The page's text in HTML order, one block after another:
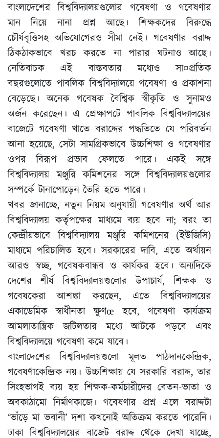
বাংলাদেশের বিশ্ববিদ্যালয়গুলোর গবেষণা ও গবেষণার
মান নিয়ে নানা প্রশ্ন আছে। শিক্ষকদের বিরুদ্ধে
চৌর্যবৃত্তিসহ অভিযোগেরও সীমা নেই। গবেষণার বরাদ্দ
ঠিকঠাকভাবে খরচ করতে না পারার ঘটনাও আছে।
নেতিবাচক এই বাস্তবতার মধ্যেও সা¤প্রতিক
বছরগুলোতে পাবলিক বিশ্ববিদ্যালয়ে গবেষণা ও প্রকাশনা
বেড়েছে। অনেক গবেষক বৈশ্বিক স্বীকৃতি ও সুনামও
অর্জন করেছেন। এ প্রেক্ষাপটে পাবলিক বিশ্ববিদ্যালয়ের
বাজেটে গবেষণা খাতে বরাদ্দের পদ্ধতিতে যে পরিবর্তন
আনা হয়েছে, সেটা সামগ্রিকভাবে উচ্চশিক্ষা ও গবেষণার
ওপর বিরূপ প্রভাব ফেলতে পারে। একই সঙ্গে
বিশ্ববিদ্যালয় মঞ্জুরি কমিশনের সঙ্গে বিশ্ববিদ্যালয়গুলোর
সম্পর্কে টানাপোড়েন তৈরি হতে পারে।
খবর জানাচ্ছে, নতুন নিয়ম অনুযায়ী গবেষণার অর্থ আর
বিশ্ববিদ্যালয় কর্তৃপক্ষের মাধ্যমে ব্যয় হবে না; বরং তা
কেন্দ্রীয়ভাবে বিশ্ববিদ্যালয় মঞ্জুরি কমিশনের (ইউজিসি)
মাধ্যমে পরিচালিত হবে। সরকারের দাবি, এতে অর্থায়ন
আরও স্বচ্ছ, গবেষকবান্ধব ও কার্যকর হবে। অন্যদিকে
দেশের শীর্ষ বিশ্ববিদ্যালয়গুলোর উপাচার্য, শিক্ষক ও
গবেষকেরা আশঙ্কা করছেন, এতে বিশ্ববিদ্যালয়ের
একাডেমিক স্বাধীনতা ক্ষুণœ হবে, গবেষণা কার্যক্রম
আমলাতান্ত্রিক জটিলতার মধ্যে আটকে পড়বে এবং
বিশ্ববিদ্যালয়ে গবেষণা কমে যাবে।
বাংলাদেশের বিশ্ববিদ্যালয়গুলো মূলত পাঠদানকেন্দ্রিক,
গবেষণাকেন্দ্রিক নয়। উচ্চশিক্ষায় যে সরকারি বরাদ্দ, তার
সিংহভাগই ব্যয় হয় শিক্ষক-কর্মচারীদের বেতন-ভাতা ও
অবকাঠামো নির্মাণকাজে। গবেষণার প্রশ্ন এলে বরাদ্দটা
‘ভাঁড়ে মা ভবানী’ দশা কখনোই অতিক্রম করতে পারেনি।
ঢাকা বিশ্ববিদ্যালয়ের বাজেট বরাদ্দ থেকে দেখা যাচ্ছে,